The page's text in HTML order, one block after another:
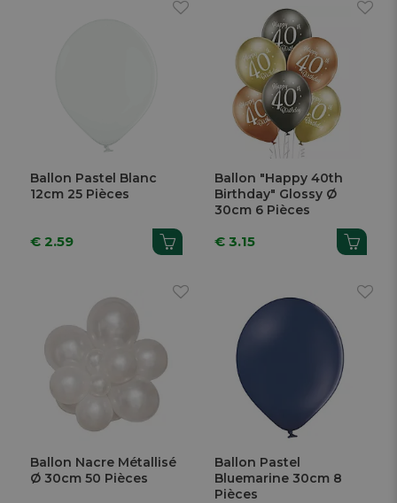
Ballon Pastel Blanc
12cm 25 Pièces
€ 2.59
Ballon "Happy 40th
Birthday" Glossy Ø
30cm 6 Pièces
€ 3.15
Ballon Nacre Métallisé
Ø 30cm 50 Pièces
Ballon Pastel
Bluemarine 30cm 8
Pièces